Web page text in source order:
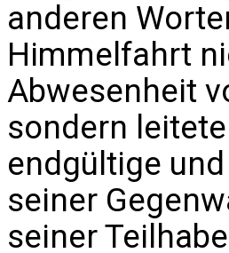
anderen
Himmelfahrt
Abwesenheit
sondern
endgültige
seiner
seiner